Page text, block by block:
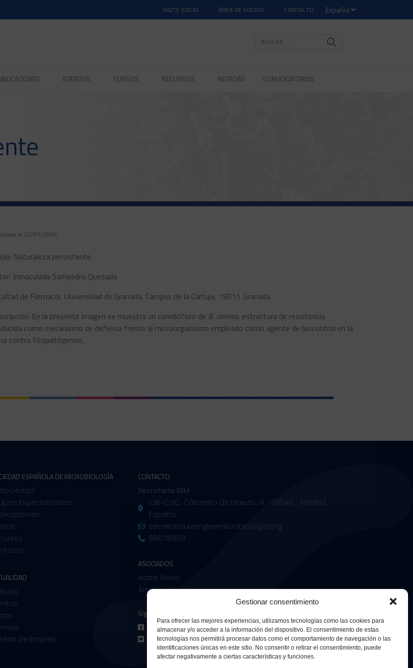
Gestionar consentimiento
Para ofrecer las mejores experiencias, utilizamos tecnologías como las cookies para
almacenar y/o acceder a la información del dispositivo. El consentimiento de estas
tecnologías nos permitirá procesar datos como el comportamiento de navegación o las
identificaciones únicas en este sitio. No consentir o retirar el consentimiento, puede
afectar negativamente a ciertas características y funciones.
HAZTE SOCIO ÁREA DE SOCIOS CONTACTO
EVENTOS CURSOS RECURSOS NOTICIAS CONVOCATORIAS
el 22/01/2026
Naturaleza persistente
Inmaculada Sampedro Quesada
de Farmacia, Universidad de Granada, Campus de la Cartuja, 18011 Granada
En la presente imagen se muestra un conidióforo de B. cinerea, estructura de resistencia
como mecanismo de defensa frente al microorganismo empleado como agente de biocontrol en la
contra fitopatógenos.
ESPAÑOLA DE MICROBIOLOGÍA
Especializados
De Empleo
CONTACTO
Secretaría SEM
CIB-CSIC. C/Ramiro de Maeztu, 9 - 28040 - Madrid -
España
secretaria.sem@semicrobiologia.org
686716508
ASOCIADOS
Hazte Socio
Área De Socios
Síguenos en:
Facebook
Twitter